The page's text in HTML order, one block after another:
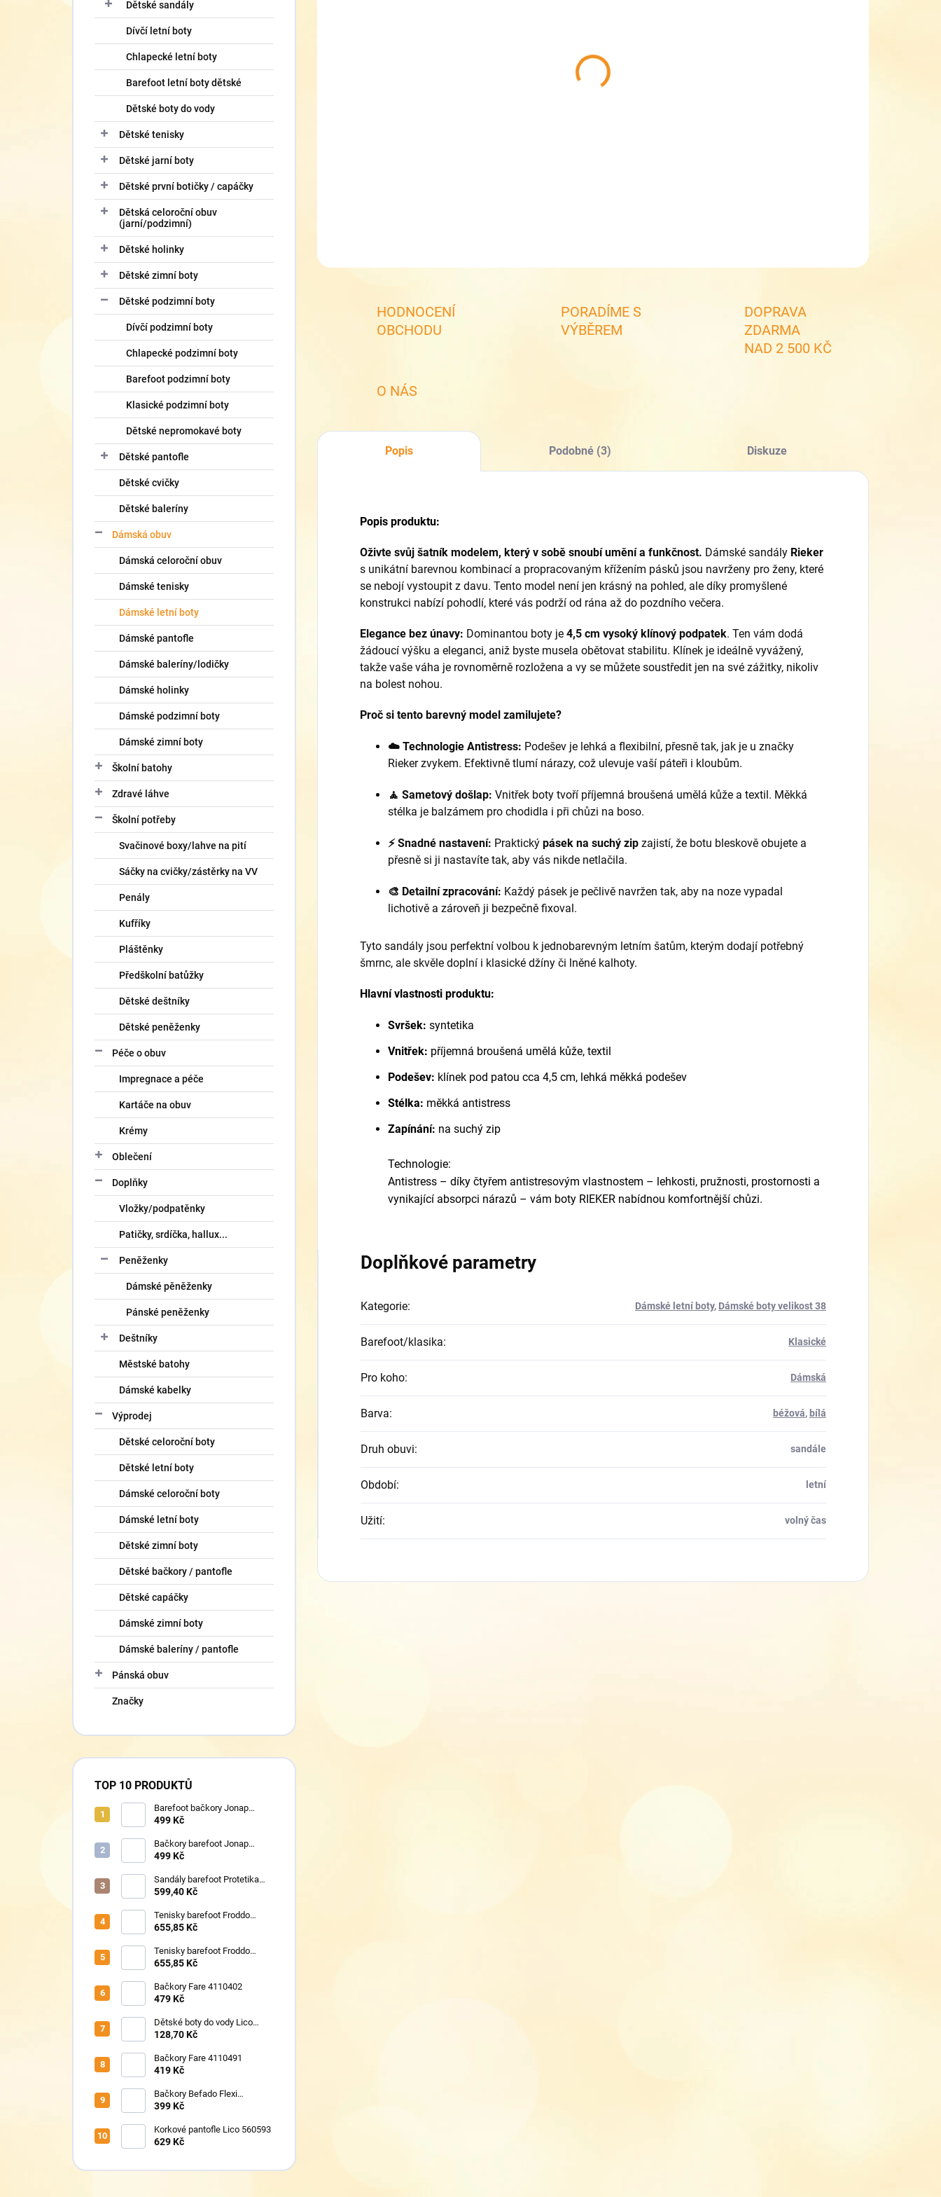
Dětské sandály
Dívčí letní boty
Chlapecké letní boty
Barefoot letní boty dětské
Dětské boty do vody
Dětské tenisky
Dětské jarní boty
Dětské první botičky / capáčky
Dětská celoroční obuv
(jarní/podzimní)
Dětské holinky
Dětské zimní boty
Dětské podzimní boty
Dívčí podzimní boty
Chlapecké podzimní boty
Barefoot podzimní boty
Klasické podzimní boty
Dětské nepromokavé boty
Dětské pantofle
Dětské cvičky
Dětské baleríny
Dámská obuv
Dámská celoroční obuv
Dámské tenisky
Dámské letní boty
Dámské pantofle
Dámské baleríny/lodičky
Dámské holinky
Dámské podzimní boty
Dámské zimní boty
Školní batohy
Zdravé láhve
Školní potřeby
Svačinové boxy/lahve na pití
Sáčky na cvičky/zástěrky na VV
Penály
Kufříky
Pláštěnky
Předškolní batůžky
Dětské deštníky
Dětské peněženky
Péče o obuv
Impregnace a péče
Kartáče na obuv
Krémy
Oblečení
Doplňky
Vložky/podpatěnky
Patičky, srdíčka, hallux...
Peněženky
Dámské pěněženky
Pánské peněženky
Deštníky
Městské batohy
Dámské kabelky
Výprodej
Dětské celoroční boty
Dětské letní boty
Dámské celoroční boty
Dámské letní boty
Dětské zimní boty
Dětské bačkory / pantofle
Dětské capáčky
Dámské zimní boty
Dámské baleríny / pantofle
Pánská obuv
Značky
TOP 10 PRODUKTŮ
Barefoot bačkory Jonap
Home New fialová kočička
499 Kč
Bačkory barefoot Jonap
Home New Police
499 Kč
Sandály barefoot Protetika
TAFI pink uni
599,40 Kč
Tenisky barefoot Froddo
G1700440-17 Mint
655,85 Kč
Tenisky barefoot Froddo
G1700440-8 Grey+
655,85 Kč
Bačkory Fare 4110402
479 Kč
Dětské boty do vody Lico
430124 růžové
128,70 Kč
Bačkory Fare 4110491
419 Kč
Bačkory Befado Flexi
627P023
399 Kč
Korkové pantofle Lico 560593
629 Kč
HODNOCENÍ
OBCHODU
PORADÍME S
VÝBĚREM
DOPRAVA
ZDARMA
NAD 2 500 KČ
O NÁS
Popis Podobné (3) Diskuze
Popis produktu:
Oživte svůj šatník modelem, který v sobě snoubí umění a funkčnost. Dámské sandály Rieker
s unikátní barevnou kombinací a propracovaným křížením pásků jsou navrženy pro ženy, které
se nebojí vystoupit z davu. Tento model není jen krásný na pohled, ale díky promyšlené
konstrukci nabízí pohodlí, které vás podrží od rána až do pozdního večera.
Elegance bez únavy: Dominantou boty je 4,5 cm vysoký klínový podpatek. Ten vám dodá
žádoucí výšku a eleganci, aniž byste musela obětovat stabilitu. Klínek je ideálně vyvážený,
takže vaše váha je rovnoměrně rozložena a vy se můžete soustředit jen na své zážitky, nikoliv
na bolest nohou.
Proč si tento barevný model zamilujete?
☁️ Technologie Antistress: Podešev je lehká a flexibilní, přesně tak, jak je u značky
Rieker zvykem. Efektivně tlumí nárazy, což ulevuje vaší páteři i kloubům.
🧘 Sametový došlap: Vnitřek boty tvoří příjemná broušená umělá kůže a textil. Měkká
stélka je balzámem pro chodidla i při chůzi na boso.
⚡ Snadné nastavení: Praktický pásek na suchý zip zajistí, že botu bleskově obujete a
přesně si ji nastavíte tak, aby vás nikde netlačila.
🎨 Detailní zpracování: Každý pásek je pečlivě navržen tak, aby na noze vypadal
lichotivě a zároveň ji bezpečně fixoval.
Tyto sandály jsou perfektní volbou k jednobarevným letním šatům, kterým dodají potřebný
šmrnc, ale skvěle doplní i klasické džíny či lněné kalhoty.
Hlavní vlastnosti produktu:
Svršek: syntetika
Vnitřek: příjemná broušená umělá kůže, textil
Podešev: klínek pod patou cca 4,5 cm, lehká měkká podešev
Stélka: měkká antistress
Zapínání: na suchý zip
Technologie:
Antistress – díky čtyřem antistresovým vlastnostem – lehkosti, pružnosti, prostornosti a
vynikající absorpci nárazů – vám boty RIEKER nabídnou komfortnější chůzi.
Doplňkové parametry
Kategorie: Dámské letní boty, Dámské boty velikost 38
Barefoot/klasika: Klasické
Pro koho: Dámská
Barva: béžová, bílá
Druh obuvi: sandále
Období: letní
Užití: volný čas